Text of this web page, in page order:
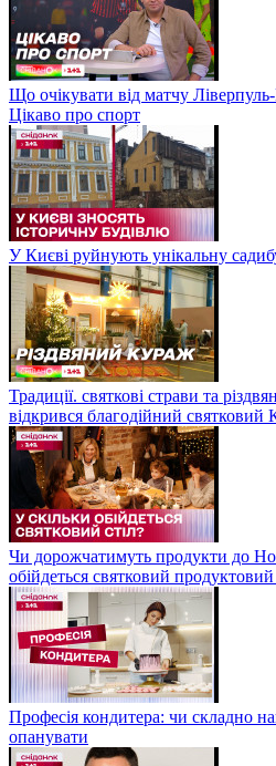
Що очікувати від матчу
Цікаво про спорт
У Києві руйнують унікальну
Традиції. святкові страви та
відкрився благодійний святковий
Чи дорожчатимуть продукти до
обійдеться святковий
Професія кондитера: чи складно
опанувати